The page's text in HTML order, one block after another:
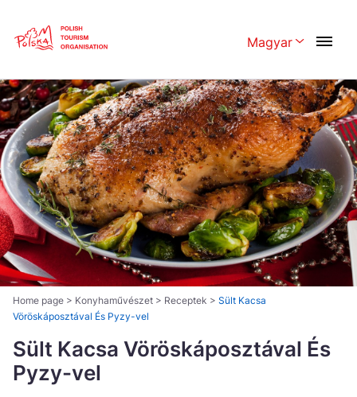
Magyar
Polski English
Česká 中国
Dansk Deutschland
Español Français
Italiano Magyar
Nederlands 日本語
Português Norsk
Україна
Home page > Konyhaművészet > Receptek > Sült Kacsa
Vöröskáposztával És Pyzy-vel
Sült Kacsa Vöröskáposztával És
Pyzy-vel